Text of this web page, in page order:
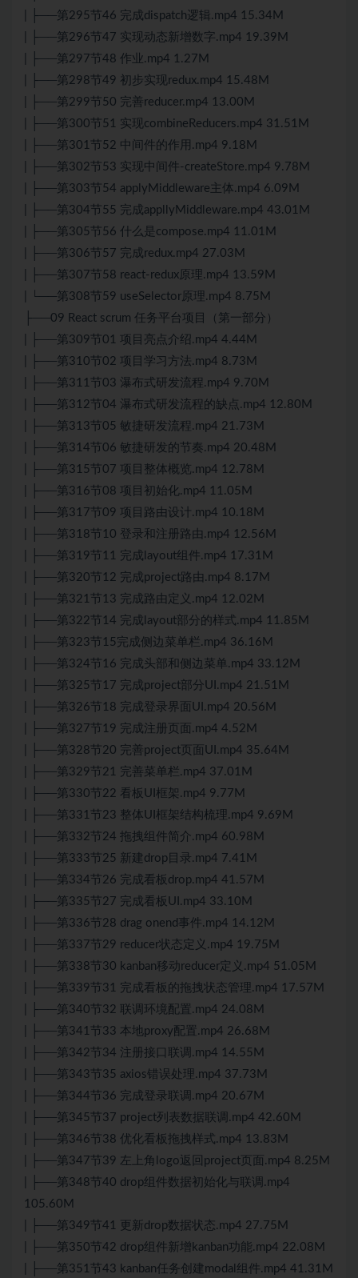
| ├──第295节46 完成dispatch逻辑.mp4 15.34M
| ├──第296节47 实现动态新增数字.mp4 19.39M
| ├──第297节48 作业.mp4 1.27M
| ├──第298节49 初步实现redux.mp4 15.48M
| ├──第299节50 完善reducer.mp4 13.00M
| ├──第300节51 实现combineReducers.mp4 31.51M
| ├──第301节52 中间件的作用.mp4 9.18M
| ├──第302节53 实现中间件-createStore.mp4 9.78M
| ├──第303节54 applyMiddleware主体.mp4 6.09M
| ├──第304节55 完成appllyMiddleware.mp4 43.01M
| ├──第305节56 什么是compose.mp4 11.01M
| ├──第306节57 完成redux.mp4 27.03M
| ├──第307节58 react-redux原理.mp4 13.59M
| └──第308节59 useSelector原理.mp4 8.75M
├──09 React scrum 任务平台项目（第一部分）
| ├──第309节01 项目亮点介绍.mp4 4.44M
| ├──第310节02 项目学习方法.mp4 8.73M
| ├──第311节03 瀑布式研发流程.mp4 9.70M
| ├──第312节04 瀑布式研发流程的缺点.mp4 12.80M
| ├──第313节05 敏捷研发流程.mp4 21.73M
| ├──第314节06 敏捷研发的节奏.mp4 20.48M
| ├──第315节07 项目整体概览.mp4 12.78M
| ├──第316节08 项目初始化.mp4 11.05M
| ├──第317节09 项目路由设计.mp4 10.18M
| ├──第318节10 登录和注册路由.mp4 12.56M
| ├──第319节11 完成layout组件.mp4 17.31M
| ├──第320节12 完成project路由.mp4 8.17M
| ├──第321节13 完成路由定义.mp4 12.02M
| ├──第322节14 完成layout部分的样式.mp4 11.85M
| ├──第323节15完成侧边菜单栏.mp4 36.16M
| ├──第324节16 完成头部和侧边菜单.mp4 33.12M
| ├──第325节17 完成project部分UI.mp4 21.51M
| ├──第326节18 完成登录界面UI.mp4 20.56M
| ├──第327节19 完成注册页面.mp4 4.52M
| ├──第328节20 完善project页面UI.mp4 35.64M
| ├──第329节21 完善菜单栏.mp4 37.01M
| ├──第330节22 看板UI框架.mp4 9.77M
| ├──第331节23 整体UI框架结构梳理.mp4 9.69M
| ├──第332节24 拖拽组件简介.mp4 60.98M
| ├──第333节25 新建drop目录.mp4 7.41M
| ├──第334节26 完成看板drop.mp4 41.57M
| ├──第335节27 完成看板UI.mp4 33.10M
| ├──第336节28 drag onend事件.mp4 14.12M
| ├──第337节29 reducer状态定义.mp4 19.75M
| ├──第338节30 kanban移动reducer定义.mp4 51.05M
| ├──第339节31 完成看板的拖拽状态管理.mp4 17.57M
| ├──第340节32 联调环境配置.mp4 24.08M
| ├──第341节33 本地proxy配置.mp4 26.68M
| ├──第342节34 注册接口联调.mp4 14.55M
| ├──第343节35 axios错误处理.mp4 37.73M
| ├──第344节36 完成登录联调.mp4 20.67M
| ├──第345节37 project列表数据联调.mp4 42.60M
| ├──第346节38 优化看板拖拽样式.mp4 13.83M
| ├──第347节39 左上角logo返回project页面.mp4 8.25M
| ├──第348节40 drop组件数据初始化与联调.mp4
105.60M
| ├──第349节41 更新drop数据状态.mp4 27.75M
| ├──第350节42 drop组件新增kanban功能.mp4 22.08M
| ├──第351节43 kanban任务创建modal组件.mp4 41.31M